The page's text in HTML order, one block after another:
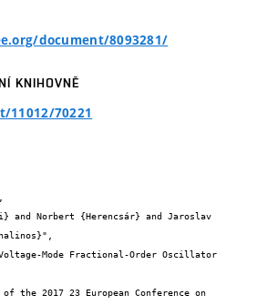
document/8093281/
KNIHOVNĚ
70221